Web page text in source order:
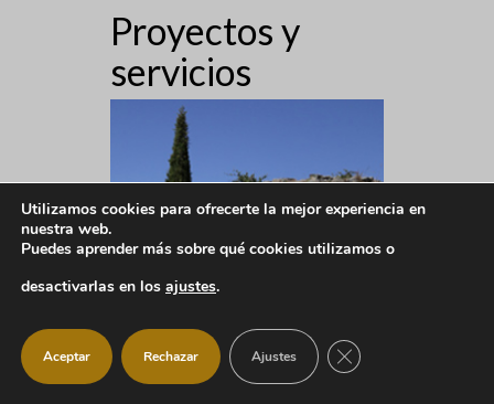
Proyectos y
servicios
Utilizamos cookies para ofrecerte la mejor experiencia en
nuestra web.
Puedes aprender más sobre qué cookies utilizamos o
desactivarlas en los ajustes.
Aceptar Rechazar Ajustes CERRAR EL